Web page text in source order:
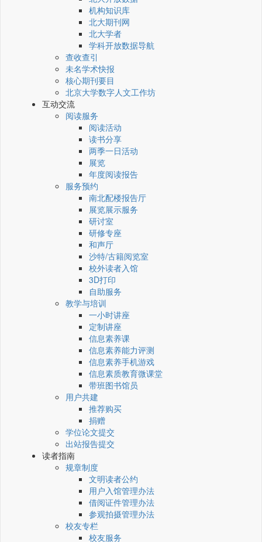
机构知识库
北大期刊网
北大学者
学科开放数据导航
查收查引
未名学术快报
核心期刊要目
北京大学数字人文工作坊
互动交流
阅读服务
阅读活动
读书分享
两季一日活动
展览
年度阅读报告
服务预约
南北配楼报告厅
展览展示服务
研讨室
研修专座
和声厅
沙特/古籍阅览室
校外读者入馆
3D打印
自助服务
教学与培训
一小时讲座
定制讲座
信息素养课
信息素养能力评测
信息素养手机游戏
信息素质教育微课堂
带班图书馆员
用户共建
推荐购买
捐赠
学位论文提交
出站报告提交
读者指南
规章制度
文明读者公约
用户入馆管理办法
借阅证件管理办法
参观拍摄管理办法
校友专栏
校友服务